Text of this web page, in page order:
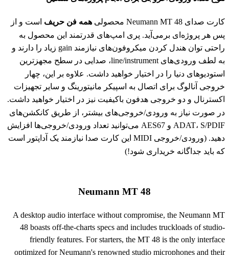
کارت صدای Neumann MT 48 محصولی همه فن حریف است و از
پس هر پروژه‌ای برمی‌آید. پری امپ‌های قدرتمند این محصول به
راحتی توان هندل کردن میکروفون‌های نیازمند gain زیاد را دارند و
به لطف ورودی‌های line/instrument، صدایی در سطح مجهزترین
استودیوهای دنیا را در اختیار خواهید داشت. علاوه بر این، چهار
خروجی آنالوگ برای اتصال به اسپیکر مانیتورینگ و سایر تجهیزات
اکسترنال و دو خروجی هدفون باکیفیت نیز در اختیار خواهید داشت.
در صورت نیاز به ورودی/خروجی‌های بیشتر، از طریق کانکشن‌های
ADAT، S/PDIF و AES67 می‌توانید تعداد ورودی/خروجی‌ها افزایش
دهید. (ورودی/خروجی MIDI این کارت صدا نیازمند یک آداپتور است
که باید جداگانه خریداری شود!)
Neumann MT 48
A desktop audio interface without compromise, the Neumann MT
48 boasts off-the-charts specs and includes truckloads of studio-
friendly features. For starters, the MT 48 is the only interface
optimized for Neumann's renowned studio microphones and their